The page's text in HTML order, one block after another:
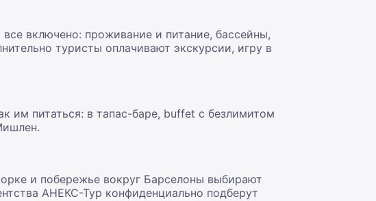
включено: проживание и питание, бассейны,
туристы оплачивают экскурсии, игру в
им питаться: в тапас-баре, buffet с безлимитом
и побережье вокруг Барселоны выбирают
АНЕКС-Тур конфиденциально подберут